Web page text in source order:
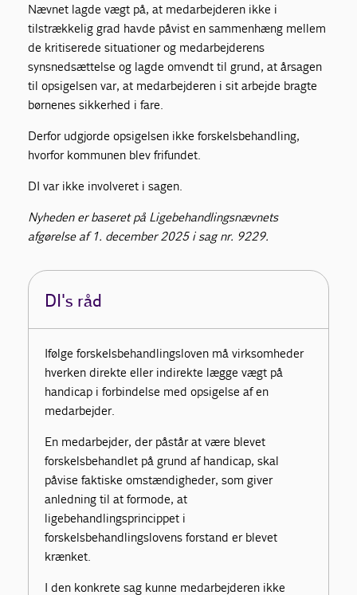
Nævnet lagde vægt på, at medarbejderen ikke i
tilstrækkelig grad havde påvist en sammenhæng mellem
de kritiserede situationer og medarbejderens
synsnedsættelse og lagde omvendt til grund, at årsagen
til opsigelsen var, at medarbejderen i sit arbejde bragte
børnenes sikkerhed i fare.
Derfor udgjorde opsigelsen ikke forskelsbehandling,
hvorfor kommunen blev frifundet.
DI var ikke involveret i sagen.
Nyheden er baseret på Ligebehandlingsnævnets
afgørelse af 1. december 2025 i sag nr. 9229.
DI's råd
Ifølge forskelsbehandlingsloven må virksomheder
hverken direkte eller indirekte lægge vægt på
handicap i forbindelse med opsigelse af en
medarbejder.
En medarbejder, der påstår at være blevet
forskelsbehandlet på grund af handicap, skal
påvise faktiske omstændigheder, som giver
anledning til at formode, at
ligebehandlingsprincippet i
forskelsbehandlingslovens forstand er blevet
krænket.
I den konkrete sag kunne medarbejderen ikke